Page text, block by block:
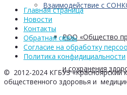
Взаимодействие с
РОО «Общество
и сохранения
Главная страница
Новости
Контакты
Обратная связь
Согласие на обработку
Политика конфидициальности
© 2012-2024 КГБУЗ «Красноярский
общественного здоровья и